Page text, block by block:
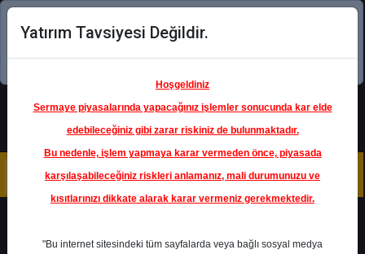
Şimdi uygulamayı indirin!
Yatırım Tavsiyesi Değildir.
Hoşgeldiniz
Sermaye piyasalarında yapacağınız işlemler sonucunda kar elde
edebileceğiniz gibi zarar riskiniz de bulunmaktadır.
Bu nedenle, işlem yapmaya karar vermeden önce, piyasada
karşılaşabileceğiniz riskleri anlamanız, mali durumunuzu ve
kısıtlarınızı dikkate alarak karar vermeniz gerekmektedir.
"Bu internet sitesindeki tüm sayfalarda veya bağlı sosyal medya